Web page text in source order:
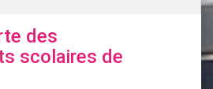
des
scolaires de